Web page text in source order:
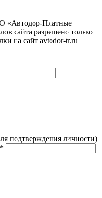
«Автодор-Платные
сайта разрешено только
на сайт avtodor-tr.ru
подтверждения личности)